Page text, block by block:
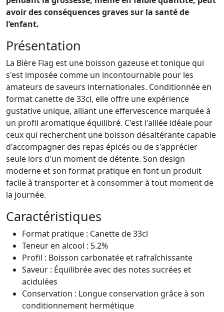
avoir des conséquences graves sur la santé de
l’enfant.
Présentation
La Bière Flag est une boisson gazeuse et tonique qui
s'est imposée comme un incontournable pour les
amateurs de saveurs internationales. Conditionnée en
format canette de 33cl, elle offre une expérience
gustative unique, alliant une effervescence marquée à
un profil aromatique équilibré. C'est l'alliée idéale pour
ceux qui recherchent une boisson désaltérante capable
d'accompagner des repas épicés ou de s'apprécier
seule lors d'un moment de détente. Son design
moderne et son format pratique en font un produit
facile à transporter et à consommer à tout moment de
la journée.
Caractéristiques
Format pratique : Canette de 33cl
Teneur en alcool : 5.2%
Profil : Boisson carbonatée et rafraîchissante
Saveur : Équilibrée avec des notes sucrées et
acidulées
Conservation : Longue conservation grâce à son
conditionnement hermétique